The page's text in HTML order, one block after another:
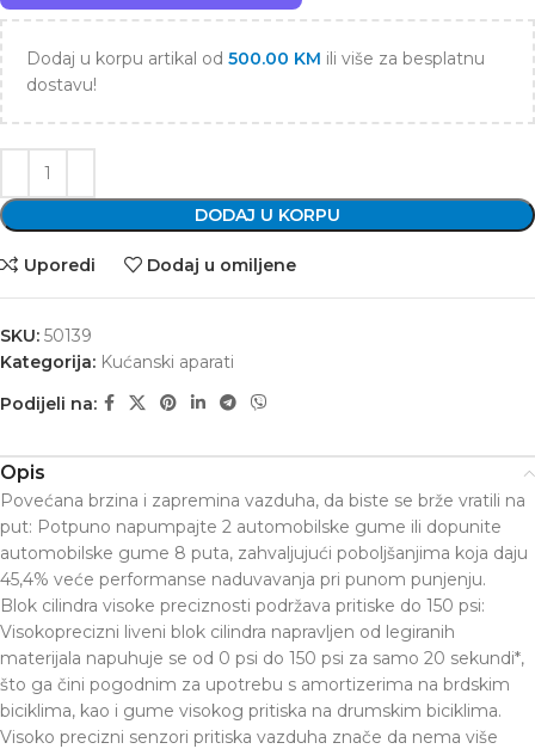
Dodaj u korpu artikal od 500.00 KM ili više za besplatnu
dostavu!
DODAJ U KORPU
Uporedi Dodaj u omiljene
SKU: 50139
Kategorija: Kućanski aparati
Podijeli na:
Opis
Povećana brzina i zapremina vazduha, da biste se brže vratili na
put: Potpuno napumpajte 2 automobilske gume ili dopunite
automobilske gume 8 puta, zahvaljujući poboljšanjima koja daju
45,4% veće performanse naduvavanja pri punom punjenju.
Blok cilindra visoke preciznosti podržava pritiske do 150 psi:
Visokoprecizni liveni blok cilindra napravljen od legiranih
materijala napuhuje se od 0 psi do 150 psi za samo 20 sekundi*,
što ga čini pogodnim za upotrebu s amortizerima na brdskim
biciklima, kao i gume visokog pritiska na drumskim biciklima.
Visoko precizni senzori pritiska vazduha znače da nema više